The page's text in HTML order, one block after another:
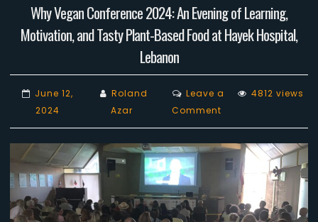
Why Vegan Conference 2024: An Evening of Learning,
Motivation, and Tasty Plant-Based Food at Hayek Hospital,
Lebanon
June 12,
2024
Roland
Azar
Leave a
Commenton
Why
Vegan
Conference
2024:
An
Evening
4812 views